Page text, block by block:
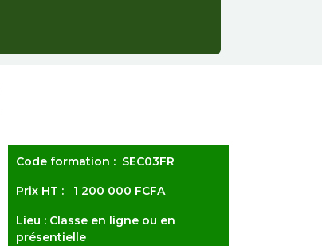
Code formation : SEC03FR
Prix HT : 1 200 000 FCFA
Lieu : Classe en ligne ou en
présentielle